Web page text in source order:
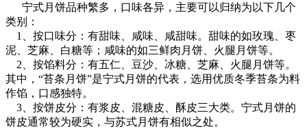
宁式月饼品种繁多，口味各异，主要可以归纳为以下几个
类别：
1、按口味分：有甜味、咸味、咸甜味。甜味的如玫瑰、枣
泥、芝麻、白糖等；咸味的如三鲜肉月饼、火腿月饼等。
2、按馅料分：有五仁、豆沙、冰糖、芝麻、火腿月饼等。
其中，“苔条月饼”是宁式月饼的代表，选用优质冬季苔条为料
作馅，口感独特。
3、按饼皮分：有浆皮、混糖皮、酥皮三大类。宁式月饼的
饼皮通常较为硬实，与苏式月饼有相似之处。